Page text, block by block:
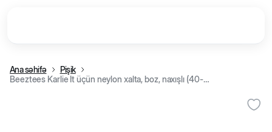
Ana səhifə
Pişik
Beeztees Karlie İt üçün neylon xalta, boz, naxışlı (40-55 sm)